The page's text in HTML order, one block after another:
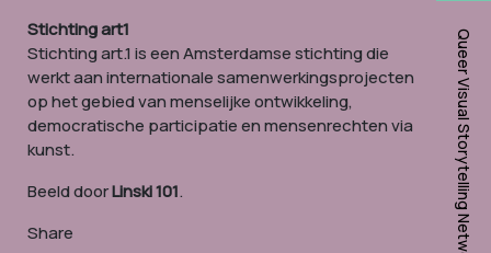
Stichting art1
Stichting art.1 is een Amsterdamse stichting die
werkt aan internationale samenwerkingsprojecten
op het gebied van menselijke ontwikkeling,
democratische participatie en mensenrechten via
kunst.
Beeld doorLinski 101.
Share
Queer Visual Storytelling Network